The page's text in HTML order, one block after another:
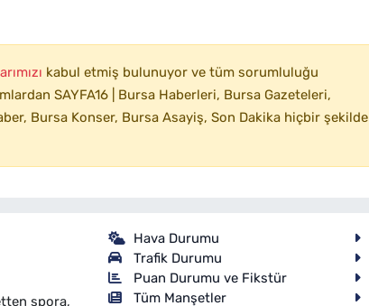
kabul etmiş bulunuyor ve tüm sorumluluğu
SAYFA16 | Bursa Haberleri, Bursa Gazeteleri,
Bursa Konser, Bursa Asayiş, Son Dakika hiçbir şekilde
spora,
Hava Durumu
Trafik Durumu
Puan Durumu ve Fikstür
Tüm Manşetler